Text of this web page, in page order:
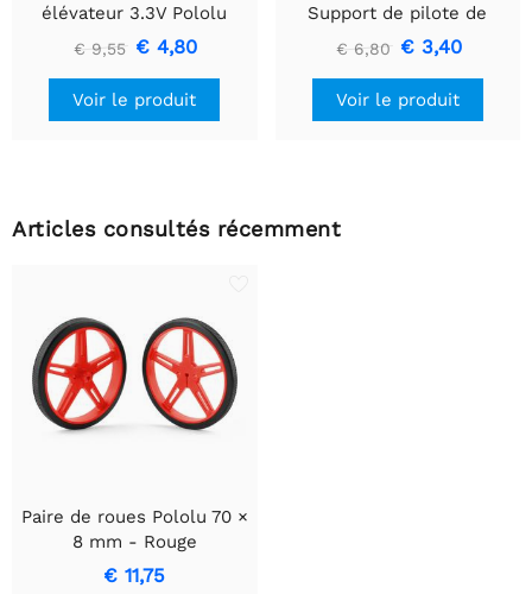
élévateur 3.3V Pololu
U1V10F3
€ 9,55 € 4,80
Voir le produit
Support de pilote de
moteur CC à balais simple
€ 6,80 € 3,40
Voir le produit
Articles consultés récemment
Paire de roues Pololu 70 ×
8 mm - Rouge
€ 11,75